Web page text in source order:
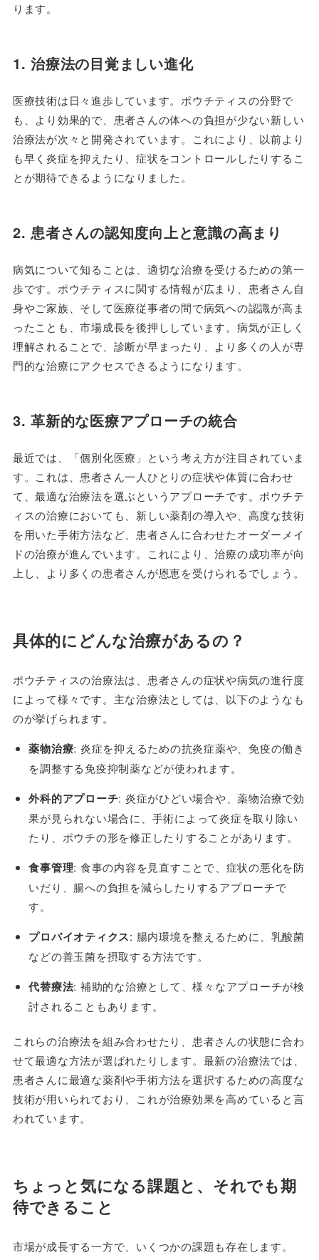
ります。
1. 治療法の目覚ましい進化
医療技術は日々進歩しています。ポウチティスの分野で
も、より効果的で、患者さんの体への負担が少ない新しい
治療法が次々と開発されています。これにより、以前より
も早く炎症を抑えたり、症状をコントロールしたりするこ
とが期待できるようになりました。
2. 患者さんの認知度向上と意識の高まり
病気について知ることは、適切な治療を受けるための第一
歩です。ポウチティスに関する情報が広まり、患者さん自
身やご家族、そして医療従事者の間で病気への認識が高ま
ったことも、市場成長を後押ししています。病気が正しく
理解されることで、診断が早まったり、より多くの人が専
門的な治療にアクセスできるようになります。
3. 革新的な医療アプローチの統合
最近では、「個別化医療」という考え方が注目されていま
す。これは、患者さん一人ひとりの症状や体質に合わせ
て、最適な治療法を選ぶというアプローチです。ポウチテ
ィスの治療においても、新しい薬剤の導入や、高度な技術
を用いた手術方法など、患者さんに合わせたオーダーメイ
ドの治療が進んでいます。これにより、治療の成功率が向
上し、より多くの患者さんが恩恵を受けられるでしょう。
具体的にどんな治療があるの？
ポウチティスの治療法は、患者さんの症状や病気の進行度
によって様々です。主な治療法としては、以下のようなも
のが挙げられます。
薬物治療: 炎症を抑えるための抗炎症薬や、免疫の働き
を調整する免疫抑制薬などが使われます。
外科的アプローチ: 炎症がひどい場合や、薬物治療で効
果が見られない場合に、手術によって炎症を取り除い
たり、ポウチの形を修正したりすることがあります。
食事管理: 食事の内容を見直すことで、症状の悪化を防
いだり、腸への負担を減らしたりするアプローチで
す。
プロバイオティクス: 腸内環境を整えるために、乳酸菌
などの善玉菌を摂取する方法です。
代替療法: 補助的な治療として、様々なアプローチが検
討されることもあります。
これらの治療法を組み合わせたり、患者さんの状態に合わ
せて最適な方法が選ばれたりします。最新の治療法では、
患者さんに最適な薬剤や手術方法を選択するための高度な
技術が用いられており、これが治療効果を高めていると言
われています。
ちょっと気になる課題と、それでも期
待できること
市場が成長する一方で、いくつかの課題も存在します。